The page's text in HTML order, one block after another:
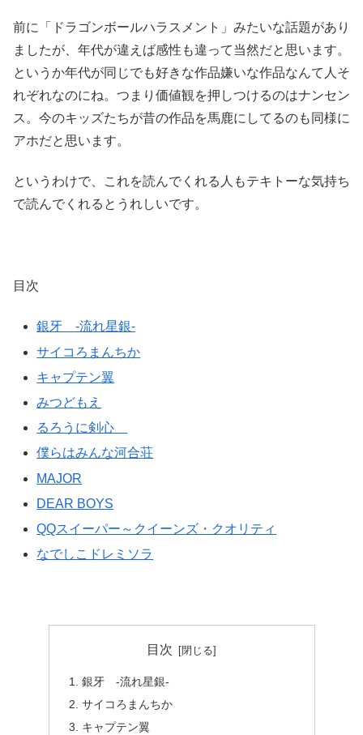
前に「ドラゴンボールハラスメント」みたいな話題があり
ましたが、年代が違えば感性も違って当然だと思います。
というか年代が同じでも好きな作品嫌いな作品なんて人そ
れぞれなのにね。つまり価値観を押しつけるのはナンセン
ス。今のキッズたちが昔の作品を馬鹿にしてるのも同様に
アホだと思います。
というわけで、これを読んでくれる人もテキトーな気持ち
で読んでくれるとうれしいです。
目次
銀牙 -流れ星銀-
サイコろまんちか
キャプテン翼
みつどもえ
るろうに剣心
僕らはみんな河合荘
MAJOR
DEAR BOYS
QQスイーパー～クイーンズ・クオリティ
なでしこドレミソラ
目次
銀牙 -流れ星銀-
サイコろまんちか
キャプテン翼